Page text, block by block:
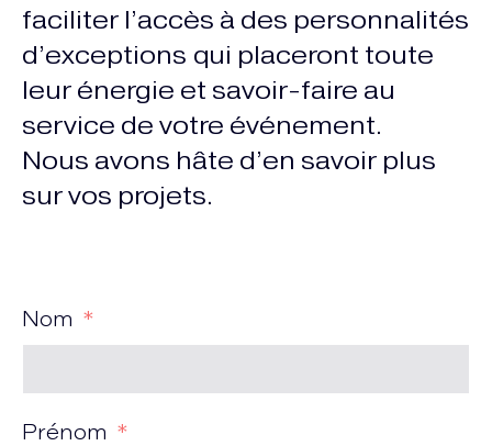
faciliter l’accès à des personnalités
d’exceptions qui placeront toute
leur énergie et savoir-faire au
service de votre événement.
Nous avons hâte d’en savoir plus
sur vos projets.
Nom
Prénom